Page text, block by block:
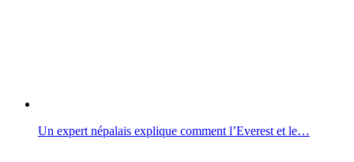
Un expert népalais explique comment l’Everest et le…